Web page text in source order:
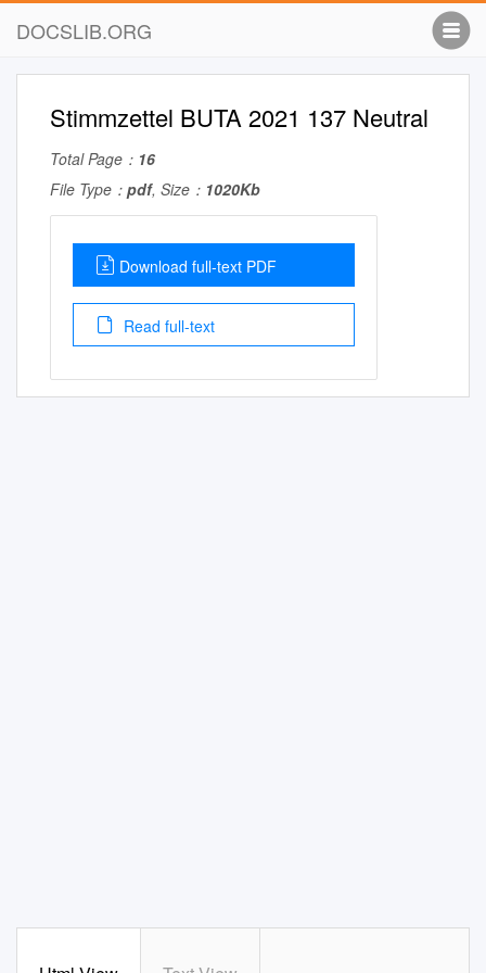
DOCSLIB.ORG
Stimmzettel BUTA 2021 137 Neutral
Total Page： 16
File Type： pdf, Size： 1020Kb
Download full-text PDF
Read full-text